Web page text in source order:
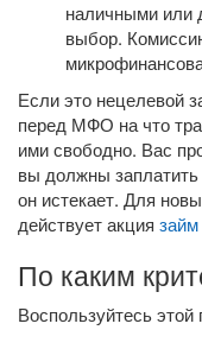
наличными или
выбор.
Если это нецелевой
перед МФО на что
ими свободно. Вас
вы должны заплатить
он истекает. Для
действует акция
По каким
Воспользуйтесь